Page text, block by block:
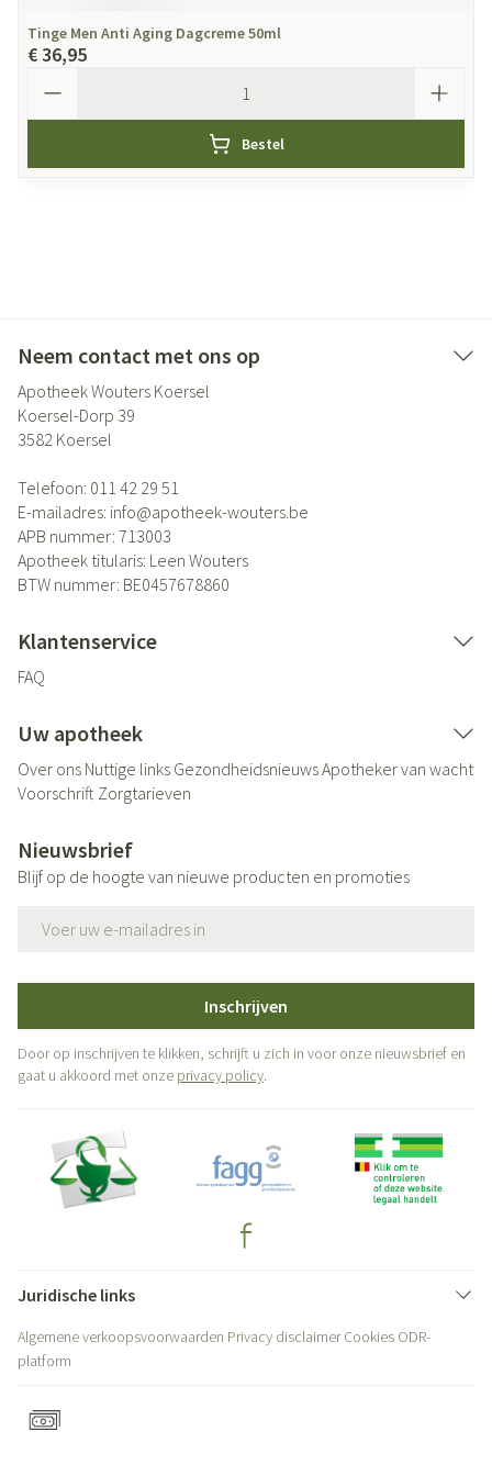
Tinge Men Anti Aging Dagcreme 50ml
€ 36,95
Bestel
Neem contact met ons op
Apotheek Wouters Koersel
Koersel-Dorp 39
3582 Koersel
Telefoon: 011 42 29 51
E-mailadres: info@apotheek-wouters.be
APB nummer: 713003
Apotheek titularis: Leen Wouters
BTW nummer: BE0457678860
Klantenservice
FAQ
Uw apotheek
Over ons Nuttige links GezondheidsnieuwsApotheker van wacht
Voorschrift Zorgtarieven
Nieuwsbrief
Blijf op de hoogte van nieuwe producten en promoties
Inschrijven
Door op inschrijven te klikken, schrijft u zich in voor onze nieuwsbrief en
gaat u akkoord met onze privacy policy.
Juridische links
Algemene verkoopsvoorwaarden Privacy disclaimer Cookies ODR-
platform